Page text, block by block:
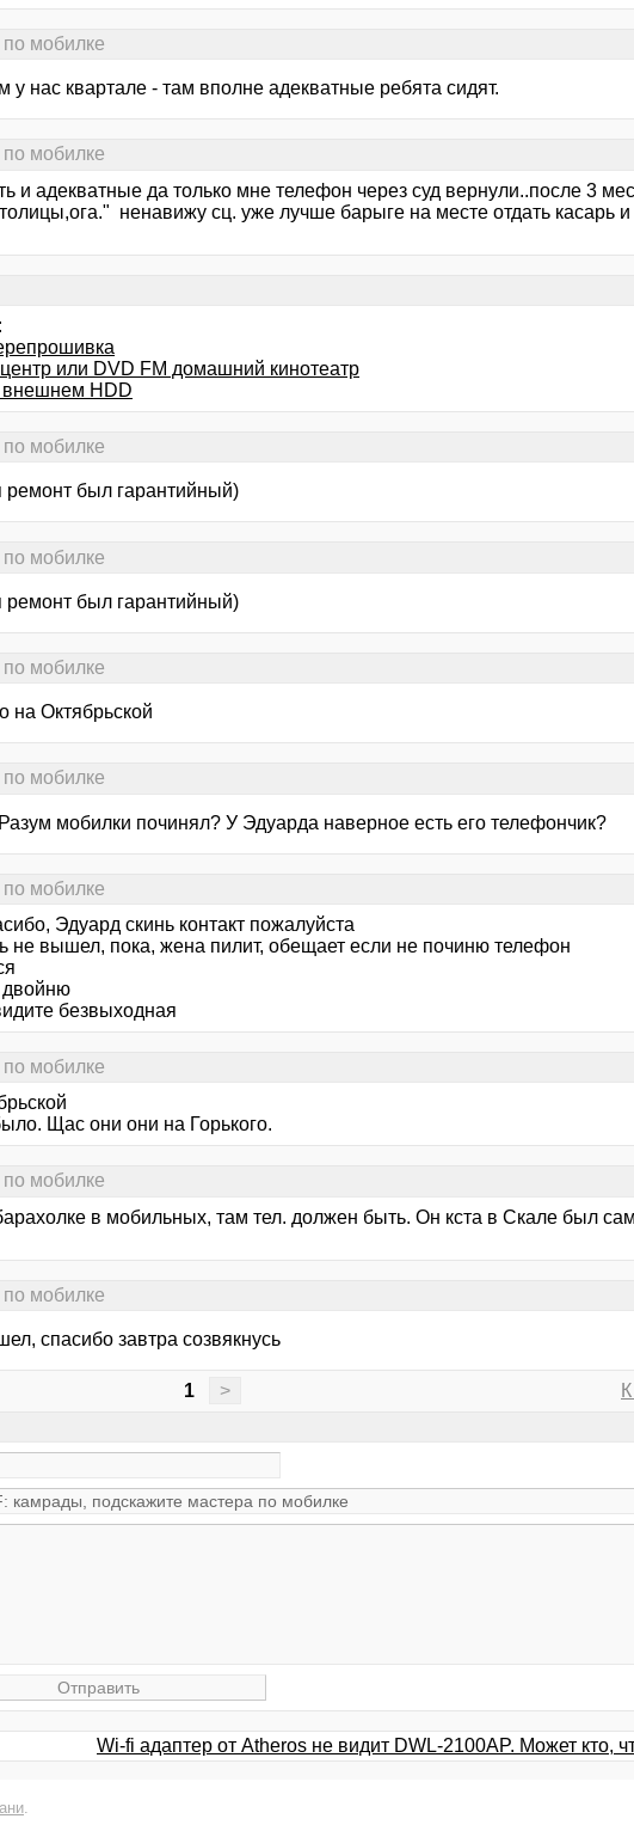
мобилке
у нас квартале - там вполне адекватные ребята сидят.
мобилке
и адекватные да только мне телефон через суд вернули..после 3
ненавижу сц. уже лучше барыге на месте отдать касарь
или DVD FM домашний кинотеатр
внешнем HDD
мобилке
ремонт был гарантийный)
мобилке
ремонт был гарантийный)
мобилке
на Октябрьской
мобилке
мобилки починял? У Эдуарда наверное есть его телефончик?
мобилке
Эдуард скинь контакт пожалуйста
не вышел, пока, жена пилит, обещает если не починю телефон
двойню
безвыходная
мобилке
Щас они они на Горького.
мобилке
в мобильных, там тел. должен быть. Он кста в Скале был
мобилке
спасибо завтра созвякнусь
1 >
Wi-fi адаптер от Atheros не видит DWL-2100AP. Может кто,
.